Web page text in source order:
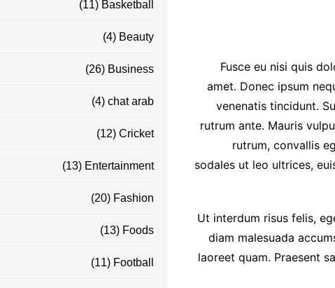
Fusce eu nisi quis
amet. Donec ipsum
venenatis tincidunt.
rutrum ante. Mauris
rutrum, convallis
sodales ut leo ultrices,
Ut interdum risus felis,
diam malesuada
laoreet quam. Praesent
Basketball
(11)
Beauty
(4)
Business
(26)
chat arab
(4)
Cricket
(12)
Entertainment
(13)
Fashion
(20)
Foods
(13)
Football
(11)